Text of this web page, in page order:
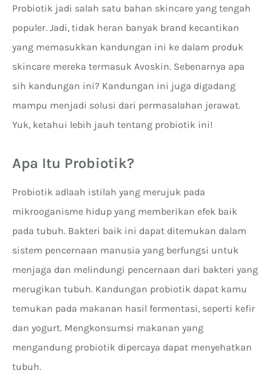
Probiotik jadi salah satu bahan skincare yang tengah
populer. Jadi, tidak heran banyak brand kecantikan
yang memasukkan kandungan ini ke dalam produk
skincare mereka termasuk Avoskin. Sebenarnya apa
sih kandungan ini? Kandungan ini juga digadang
mampu menjadi solusi dari permasalahan jerawat.
Yuk, ketahui lebih jauh tentang probiotik ini!
Apa Itu Probiotik?
Probiotik adlaah istilah yang merujuk pada
mikrooganisme hidup yang memberikan efek baik
pada tubuh. Bakteri baik ini dapat ditemukan dalam
sistem pencernaan manusia yang berfungsi untuk
menjaga dan melindungi pencernaan dari bakteri yang
merugikan tubuh. Kandungan probiotik dapat kamu
temukan pada makanan hasil fermentasi, seperti kefir
dan yogurt. Mengkonsumsi makanan yang
mengandung probiotik dipercaya dapat menyehatkan
tubuh.